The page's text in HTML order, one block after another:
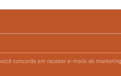
concorda em receber e-mails de